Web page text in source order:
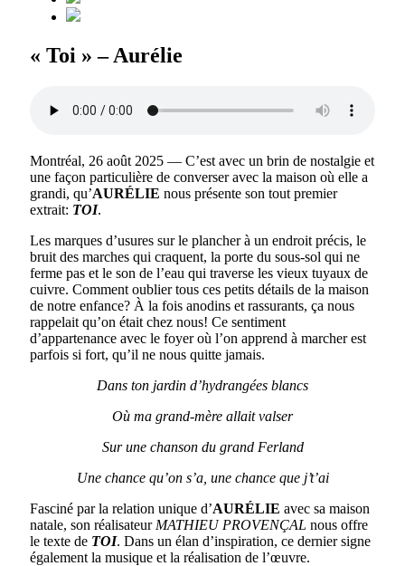
« Toi » – Aurélie
Montréal, 26 août 2025 — C’est avec un brin de nostalgie et
une façon particulière de converser avec la maison où elle a
grandi, qu’AURÉLIE nous présente son tout premier
extrait: TOI.
Les marques d’usures sur le plancher à un endroit précis, le
bruit des marches qui craquent, la porte du sous-sol qui ne
ferme pas et le son de l’eau qui traverse les vieux tuyaux de
cuivre. Comment oublier tous ces petits détails de la maison
de notre enfance? À la fois anodins et rassurants, ça nous
rappelait qu’on était chez nous! Ce sentiment
d’appartenance avec le foyer où l’on apprend à marcher est
parfois si fort, qu’il ne nous quitte jamais.
Dans ton jardin d’hydrangées blancs
Où ma grand-mère allait valser
Sur une chanson du grand Ferland
Une chance qu’on s’a, une chance que j’t’ai
Fasciné par la relation unique d’AURÉLIE avec sa maison
natale, son réalisateur MATHIEU PROVENÇAL nous offre
le texte de TOI. Dans un élan d’inspiration, ce dernier signe
également la musique et la réalisation de l’œuvre.